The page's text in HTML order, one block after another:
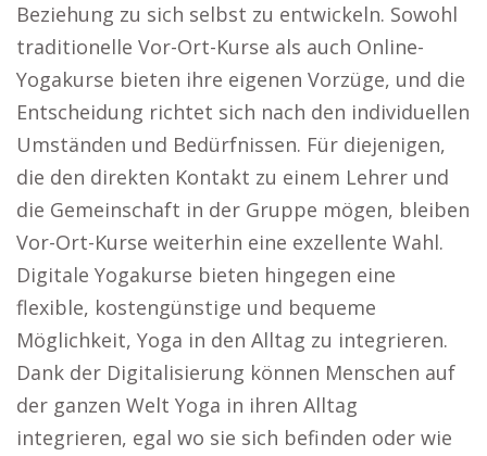
Beziehung zu sich selbst zu entwickeln. Sowohl
traditionelle Vor-Ort-Kurse als auch Online-
Yogakurse bieten ihre eigenen Vorzüge, und die
Entscheidung richtet sich nach den individuellen
Umständen und Bedürfnissen. Für diejenigen,
die den direkten Kontakt zu einem Lehrer und
die Gemeinschaft in der Gruppe mögen, bleiben
Vor-Ort-Kurse weiterhin eine exzellente Wahl.
Digitale Yogakurse bieten hingegen eine
flexible, kostengünstige und bequeme
Möglichkeit, Yoga in den Alltag zu integrieren.
Dank der Digitalisierung können Menschen auf
der ganzen Welt Yoga in ihren Alltag
integrieren, egal wo sie sich befinden oder wie